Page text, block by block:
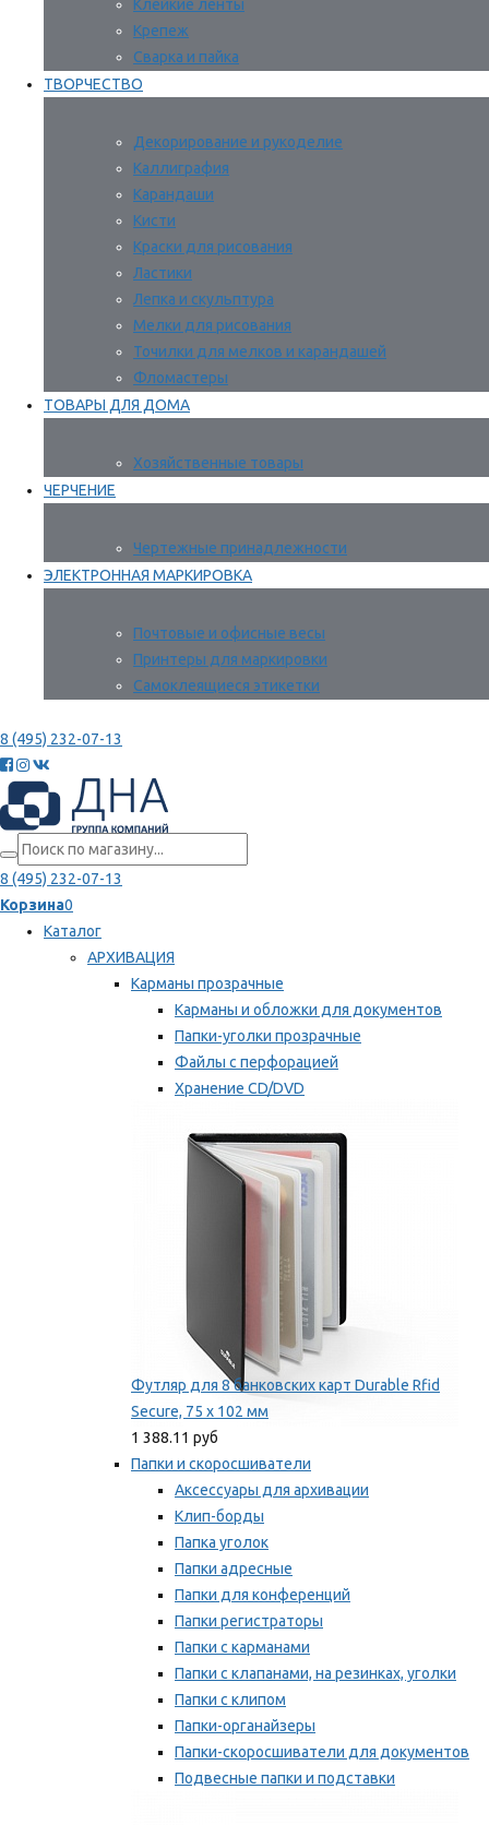
Клейкие ленты
Крепеж
Сварка и пайка
ТВОРЧЕСТВО
Декорирование и рукоделие
Каллиграфия
Карандаши
Кисти
Краски для рисования
Ластики
Лепка и скульптура
Мелки для рисования
Точилки для мелков и карандашей
Фломастеры
ТОВАРЫ ДЛЯ ДОМА
Хозяйственные товары
ЧЕРЧЕНИЕ
Чертежные принадлежности
ЭЛЕКТРОННАЯ МАРКИРОВКА
Почтовые и офисные весы
Принтеры для маркировки
Самоклеящиеся этикетки
8 (495) 232-07-13
8 (495) 232-07-13
Корзина0
Каталог
АРХИВАЦИЯ
Карманы прозрачные
Карманы и обложки для документов
Папки-уголки прозрачные
Файлы с перфорацией
Хранение CD/DVD
Мы рекомендуем
Футляр для 8 банковских карт Durable Rfid
Secure, 75 х 102 мм
1 388.11 руб
Папки и скоросшиватели
Аксессуары для архивации
Клип-борды
Папка уголок
Папки адресные
Папки для конференций
Папки регистраторы
Папки с карманами
Папки с клапанами, на резинках, уголки
Папки с клипом
Папки-органайзеры
Папки-скоросшиватели для документов
Подвесные папки и подставки